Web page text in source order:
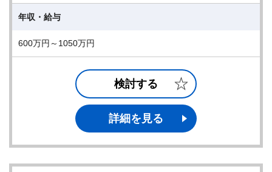
年収・給与
600万円～1050万円
検討する
詳細を見る